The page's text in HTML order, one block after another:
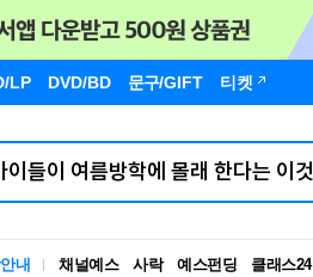
LP DVD/BD 문구/GIFT 티켓
내 채널예스 사락 예스펀딩 클래스24